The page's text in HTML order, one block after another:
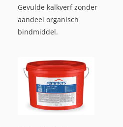
Gevulde kalkverf zonder
aandeel organisch
bindmiddel.